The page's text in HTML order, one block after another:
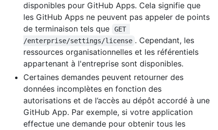
disponibles pour GitHub Apps. Cela signifie que
les GitHub Apps ne peuvent pas appeler de points
de terminaison tels que
GET
/enterprise/settings/license . Cependant, les
ressources organisationnelles et les référentiels
appartenant à l'entreprise sont disponibles.
Certaines demandes peuvent retourner des
données incomplètes en fonction des
autorisations et de l’accès au dépôt accordé à une
GitHub App. Par exemple, si votre application
effectue une demande pour obtenir tous les